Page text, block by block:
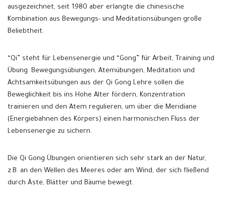
ausgezeichnet, seit 1980 aber erlangte die chinesische
Kombination aus Bewegungs- und Meditationsübungen große
Beliebtheit.
“Qi” steht für Lebensenergie und “Gong” für Arbeit, Training und
Übung. Bewegungsübungen, Atemübungen, Meditation und
Achtsamkeitsübungen aus der Qi Gong Lehre sollen die
Beweglichkeit bis ins Hohe Alter fördern, Konzentration
trainieren und den Atem regulieren, um über die Meridiane
(Energiebahnen des Körpers) einen harmonischen Fluss der
Lebensenergie zu sichern.
Die Qi Gong Übungen orientieren sich sehr stark an der Natur,
z.B. an den Wellen des Meeres oder am Wind, der sich fließend
durch Äste, Blätter und Bäume bewegt.